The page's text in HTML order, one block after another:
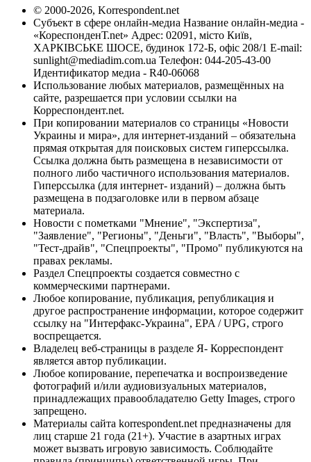
© 2000-2026, Korrespondent.net
Субъект в сфере онлайн-медиа Название онлайн-медиа -
«КореспонденТ.net» Адрес: 02091, місто Київ,
ХАРКІВСЬКЕ ШОСЕ, будинок 172-Б, офіс 208/1 E-mail:
sunlight@mediadim.com.ua Телефон: 044-205-43-00
Идентификатор медиа - R40-06068
Использование любых материалов, размещённых на
сайте, разрешается при условии ссылки на
Корреспондент.net.
При копировании материалов со страницы «Новости
Украины и мира», для интернет-изданий – обязательна
прямая открытая для поисковых систем гиперссылка.
Ссылка должна быть размещена в независимости от
полного либо частичного использования материалов.
Гиперссылка (для интернет- изданий) – должна быть
размещена в подзаголовке или в первом абзаце
материала.
Новости с пометками "Мнение", "Экспертиза",
"Заявление", "Регионы", "Деньги", "Власть", "Выборы",
"Тест-драйв", "Спецпроекты", "Промо" публикуются на
правах рекламы.
Раздел Спецпроекты создается совместно с
коммерческими партнерами.
Любое копирование, публикация, републикация и
другое распространение информации, которое содержит
ссылку на "Интерфакс-Украина", EPA / UPG, строго
воспрещается.
Владелец веб-страницы в разделе Я- Корреспондент
является автор публикации.
Любое копирование, перепечатка и воспроизведение
фотографий и/или аудиовизуальных материалов,
принадлежащих правообладателю Getty Images, строго
запрещено.
Материалы сайта korrespondent.net предназначены для
лиц старше 21 года (21+). Участие в азартных играх
может вызвать игровую зависимость. Соблюдайте